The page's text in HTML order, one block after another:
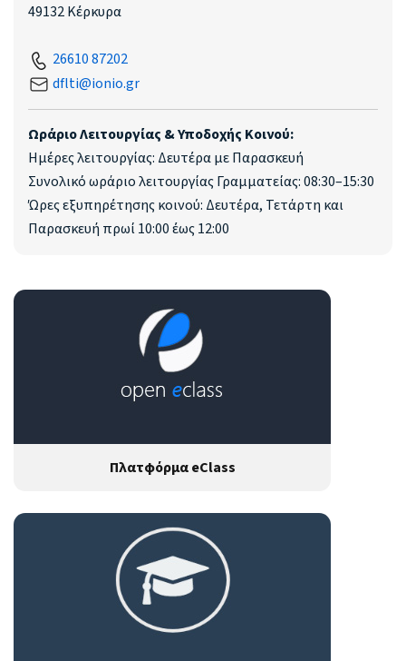
49132 Κέρκυρα
26610 87202
dflti@ionio.gr
Ωράριο Λειτουργίας & Υποδοχής Κοινού:
Ημέρες λειτουργίας: Δευτέρα με Παρασκευή
Συνολικό ωράριο λειτουργίας Γραμματείας: 08:30–15:30
Ώρες εξυπηρέτησης κοινού: Δευτέρα, Τετάρτη και
Παρασκευή πρωί 10:00 έως 12:00
Πλατφόρμα eClass